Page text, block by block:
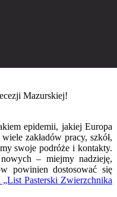
Mazurskiej!
epidemii, jakiej Europa
zakładów pracy, szkół,
swoje podróże i kontakty.
– miejmy nadzieję,
powinien dostosować się
„List Pasterski Zwierzchnika